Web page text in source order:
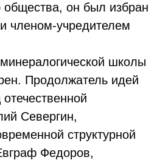
общества, он был избран
членом-учредителем
школы
Продолжатель идей
Севергин,
структурной
Федоров,